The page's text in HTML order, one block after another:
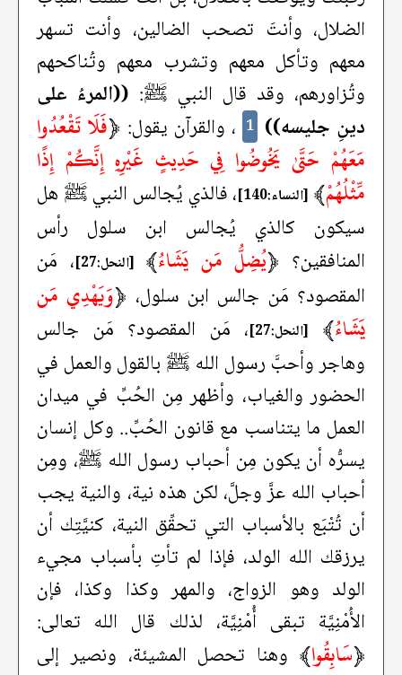
الضلال، وأنتَ تصحب الضالين، وأنت تسهر
معهم وتأكل معهم وتشرب معهم وتُناكحهم
وتُزاورهم، وقد قال النبي ﷺ: ((المرءُ على
دينِ جليسه)) 1 ، والقرآن يقول: ﴿فَلَا تَقْعُدُوا
مَعَهُمْ حَتَّىٰ يَخُوضُوا فِي حَدِيثٍ غَيْرِهِ إِنَّكُمْ إِذًا
مِّثْلُهُمْ﴾ [النساء:140]
، فالذي يُجالس النبي ﷺ هل
سيكون كالذي يُجالس ابن سلول رأس
المنافقين؟ ﴿يُضِلُّ مَن يَشَاءُ﴾ [النحل:27]
، مَن
المقصود؟ مَن جالس ابن سلول، ﴿وَيَهْدِي مَن
يَشَاءُ﴾ [النحل:27]
، مَن المقصود؟ مَن جالس
وهاجر وأحبَّ رسول الله ﷺ بالقول والعمل في
الحضور والغياب، وأظهر مِن الحُبِّ في ميدان
العمل ما يتناسب مع قانون الحُبِّ.. وكل إنسان
يسرُّه أن يكون مِن أحباب رسول الله ﷺ، ومِن
أحباب الله عزَّ وجلَّ، لكن هذه نية، والنية يجب
أن تُتْبَع بالأسباب التي تحقِّق النية، كنيَّتِك أن
يرزقك الله الولد، فإذا لم تأتِ بأسباب مجيء
الولد وهو الزواج، والمهر وكذا وكذا، فإن
الأُمْنِيَّة تبقى أُمْنِيَّة، لذلك قال الله تعالى:
﴿سَابِقُوا﴾ وهنا تحصل المشيئة، ونصير إلى